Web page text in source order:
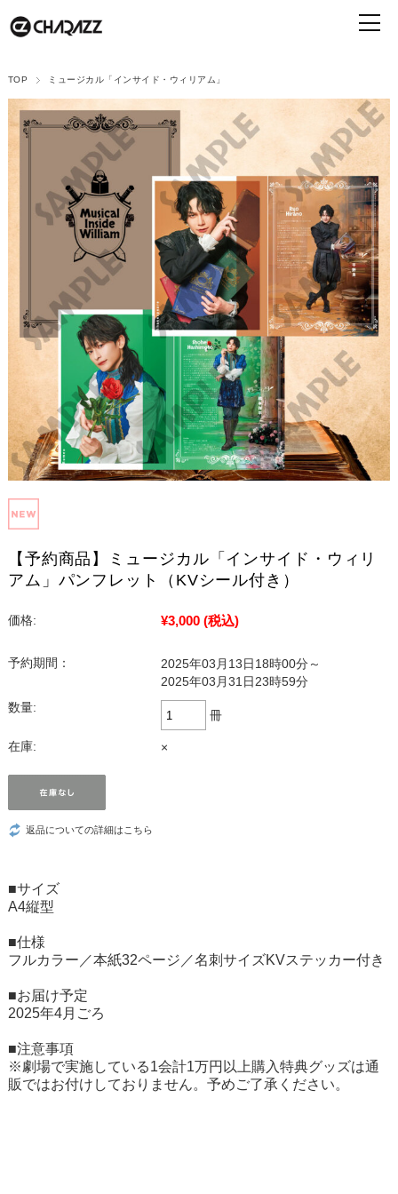
TOP ミュージカル「インサイド・ウィリアム」
【予約商品】ミュージカル「インサイド・ウィリ
アム」パンフレット（KVシール付き）
価格: ¥3,000 (税込)
予約期間：
2025年03月13日18時00分～
2025年03月31日23時59分
数量:
冊
在庫: ×
返品についての詳細はこちら
■サイズ
A4縦型
■仕様
フルカラー／本紙32ページ／名刺サイズKVステッカー付き
■お届け予定
2025年4月ごろ
■注意事項
※劇場で実施している1会計1万円以上購入特典グッズは通
販ではお付けしておりません。予めご了承ください。